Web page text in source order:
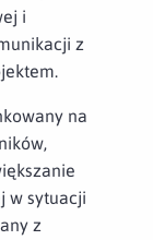
i
z
na
w sytuacji
z